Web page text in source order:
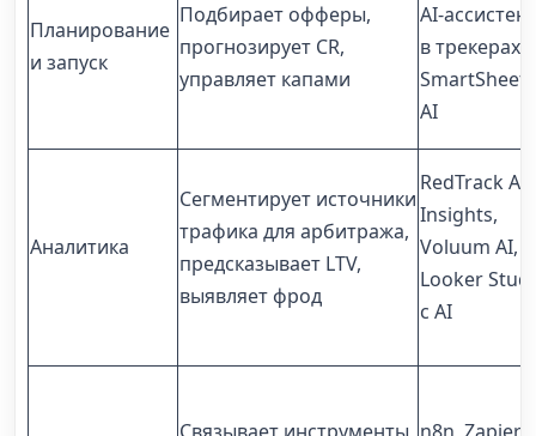
Планирование
и запуск
Подбирает офферы,
прогнозирует CR,
управляет капами
AI-
в трекерах,
SmartSheet
AI
Аналитика
Сегментирует источники
трафика для арбитража,
предсказывает LTV,
выявляет фрод
RedTrack AI
Insights,
Voluum AI,
Looker
с AI